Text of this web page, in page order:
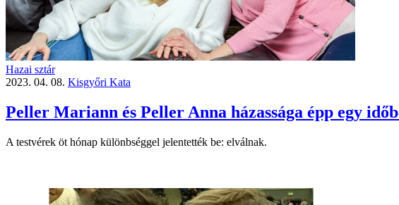
Hazai sztár
2023. 04. 08. Kisgyőri Kata
Peller Mariann és Peller Anna házassága épp egy
A testvérek öt hónap különbséggel jelentették be: elválnak.